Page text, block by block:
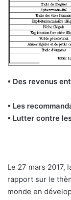
• Des revenus
• Les
• Lutter contre
Le 27 mars 2017,
rapport sur le
monde en